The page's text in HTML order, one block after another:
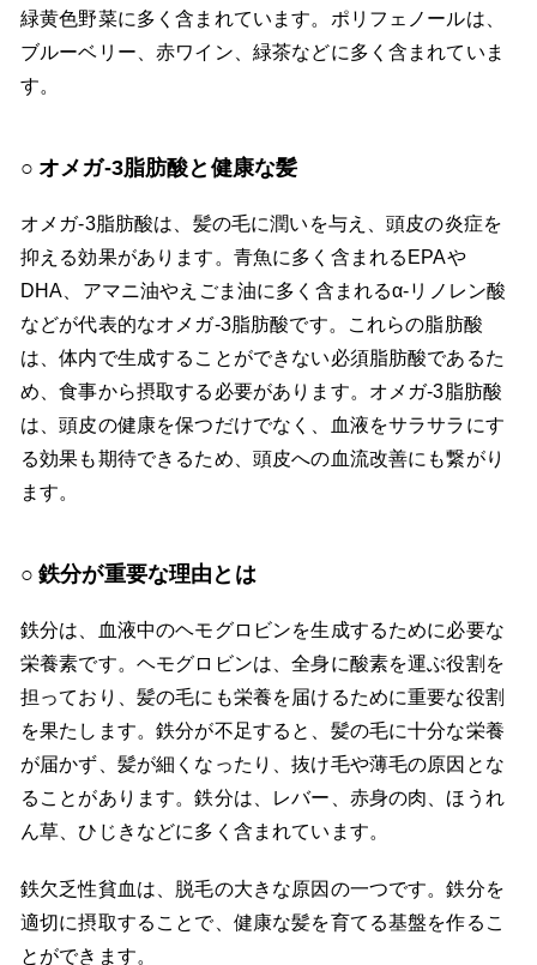
緑黄色野菜に多く含まれています。ポリフェノールは、
ブルーベリー、赤ワイン、緑茶などに多く含まれていま
す。
オメガ-3脂肪酸と健康な髪
オメガ-3脂肪酸は、髪の毛に潤いを与え、頭皮の炎症を
抑える効果があります。青魚に多く含まれるEPAや
DHA、アマニ油やえごま油に多く含まれるα-リノレン酸
などが代表的なオメガ-3脂肪酸です。これらの脂肪酸
は、体内で生成することができない必須脂肪酸であるた
め、食事から摂取する必要があります。オメガ-3脂肪酸
は、頭皮の健康を保つだけでなく、血液をサラサラにす
る効果も期待できるため、頭皮への血流改善にも繋がり
ます。
鉄分が重要な理由とは
鉄分は、血液中のヘモグロビンを生成するために必要な
栄養素です。ヘモグロビンは、全身に酸素を運ぶ役割を
担っており、髪の毛にも栄養を届けるために重要な役割
を果たします。鉄分が不足すると、髪の毛に十分な栄養
が届かず、髪が細くなったり、抜け毛や薄毛の原因とな
ることがあります。鉄分は、レバー、赤身の肉、ほうれ
ん草、ひじきなどに多く含まれています。
鉄欠乏性貧血は、脱毛の大きな原因の一つです。鉄分を
適切に摂取することで、健康な髪を育てる基盤を作るこ
とができます。